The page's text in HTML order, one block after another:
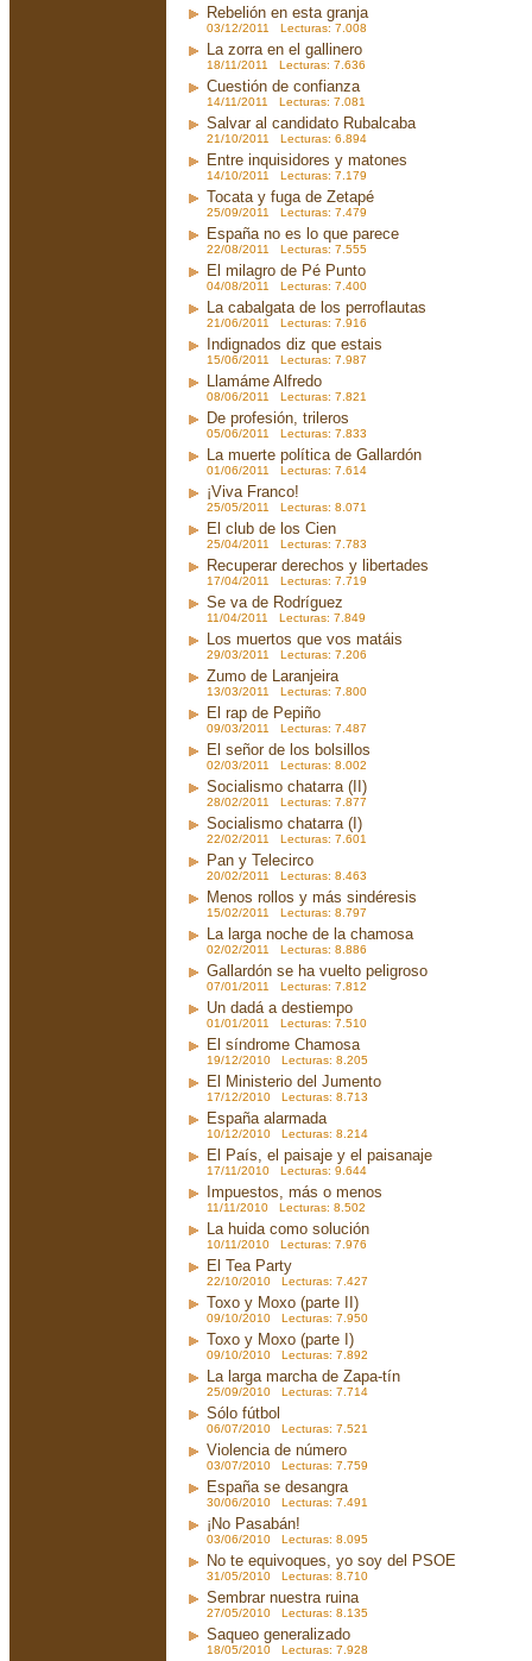
Rebelión en esta granja
03/12/2011 Lecturas: 7.008
La zorra en el gallinero
18/11/2011 Lecturas: 7.636
Cuestión de confianza
14/11/2011 Lecturas: 7.081
Salvar al candidato Rubalcaba
21/10/2011 Lecturas: 6.894
Entre inquisidores y matones
14/10/2011 Lecturas: 7.179
Tocata y fuga de Zetapé
25/09/2011 Lecturas: 7.479
España no es lo que parece
22/08/2011 Lecturas: 7.555
El milagro de Pé Punto
04/08/2011 Lecturas: 7.400
La cabalgata de los perroflautas
21/06/2011 Lecturas: 7.916
Indignados diz que estais
15/06/2011 Lecturas: 7.987
Llamáme Alfredo
08/06/2011 Lecturas: 7.821
De profesión, trileros
05/06/2011 Lecturas: 7.833
La muerte política de Gallardón
01/06/2011 Lecturas: 7.614
¡Viva Franco!
25/05/2011 Lecturas: 8.071
El club de los Cien
25/04/2011 Lecturas: 7.783
Recuperar derechos y libertades
17/04/2011 Lecturas: 7.719
Se va de Rodríguez
11/04/2011 Lecturas: 7.849
Los muertos que vos matáis
29/03/2011 Lecturas: 7.206
Zumo de Laranjeira
13/03/2011 Lecturas: 7.800
El rap de Pepiño
09/03/2011 Lecturas: 7.487
El señor de los bolsillos
02/03/2011 Lecturas: 8.002
Socialismo chatarra (II)
28/02/2011 Lecturas: 7.877
Socialismo chatarra (I)
22/02/2011 Lecturas: 7.601
Pan y Telecirco
20/02/2011 Lecturas: 8.463
Menos rollos y más sindéresis
15/02/2011 Lecturas: 8.797
La larga noche de la chamosa
02/02/2011 Lecturas: 8.886
Gallardón se ha vuelto peligroso
07/01/2011 Lecturas: 7.812
Un dadá a destiempo
01/01/2011 Lecturas: 7.510
El síndrome Chamosa
19/12/2010 Lecturas: 8.205
El Ministerio del Jumento
17/12/2010 Lecturas: 8.713
España alarmada
10/12/2010 Lecturas: 8.214
El País, el paisaje y el paisanaje
17/11/2010 Lecturas: 9.644
Impuestos, más o menos
11/11/2010 Lecturas: 8.502
La huida como solución
10/11/2010 Lecturas: 7.976
El Tea Party
22/10/2010 Lecturas: 7.427
Toxo y Moxo (parte II)
09/10/2010 Lecturas: 7.950
Toxo y Moxo (parte I)
09/10/2010 Lecturas: 7.892
La larga marcha de Zapa-tín
25/09/2010 Lecturas: 7.714
Sólo fútbol
06/07/2010 Lecturas: 7.521
Violencia de número
03/07/2010 Lecturas: 7.759
España se desangra
30/06/2010 Lecturas: 7.491
¡No Pasabán!
03/06/2010 Lecturas: 8.095
No te equivoques, yo soy del PSOE
31/05/2010 Lecturas: 8.710
Sembrar nuestra ruina
27/05/2010 Lecturas: 8.135
Saqueo generalizado
18/05/2010 Lecturas: 7.928